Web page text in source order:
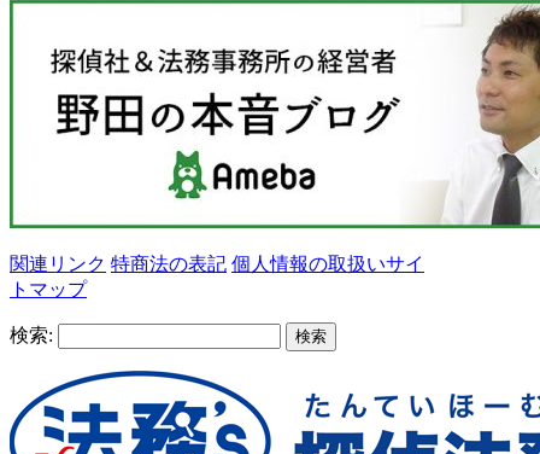
関連リンク 特商法の表記 個人情報の取扱いサイ
トマップ
検索: